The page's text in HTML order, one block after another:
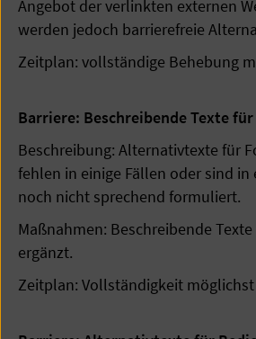
Angebot der verlinkten externen
werden jedoch barrierefreie
Zeitplan: vollständige Behebung
Barriere: Beschreibende Texte
Beschreibung: Alternativtexte für
fehlen in einige Fällen oder sind in
noch nicht sprechend formuliert.
Maßnahmen: Beschreibende
ergänzt.
Zeitplan: Vollständigkeit möglichst